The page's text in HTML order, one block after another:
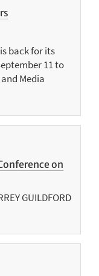
back for its
11 to
Media
on
GUILDFORD